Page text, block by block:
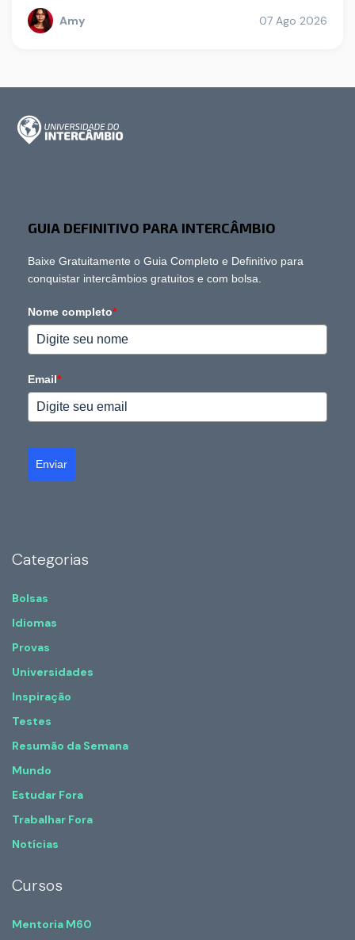
Amy 07 Ago 2026
GUIA DEFINITIVO PARA INTERCÂMBIO
Baixe Gratuitamente o Guia Completo e Definitivo para
conquistar intercâmbios gratuitos e com bolsa.
Nome completo*
Email*
Enviar
Categorias
Bolsas
Idiomas
Provas
Universidades
Inspiração
Testes
Resumão da Semana
Mundo
Estudar Fora
Trabalhar Fora
Notícias
Cursos
Mentoria M60